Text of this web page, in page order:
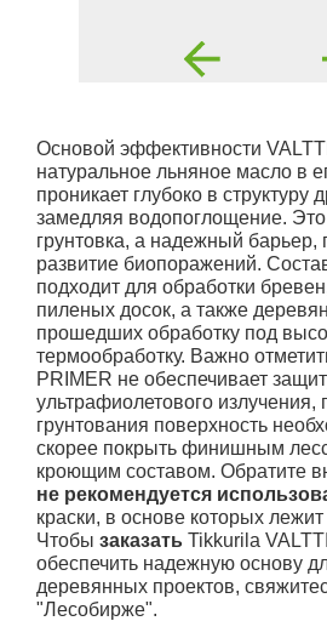
Основой эффективности
натуральное льняное масло в
проникает глубоко в структуру
замедляя водопоглощение.
грунтовка, а надежный
развитие биопоражений.
подходит для обработки
пиленых досок, а также
прошедших обработку под
термообработку. Важно
PRIMER не обеспечивает
ультрафиолетового излучения,
грунтования поверхность
скорее покрыть финишным
кроющим составом. Обратите
не рекомендуется
краски, в основе которых
Чтобы заказать Tikkurila
обеспечить надежную основу
деревянных проектов,
"Лесобирже".